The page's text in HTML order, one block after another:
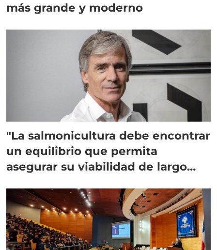
más grande y moderno
"La salmonicultura debe encontrar
un equilibrio que permita
asegurar su viabilidad de largo